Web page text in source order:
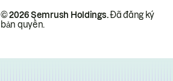
© 2026 Semrush Holdings.Đã đăng ký
bản quyền.